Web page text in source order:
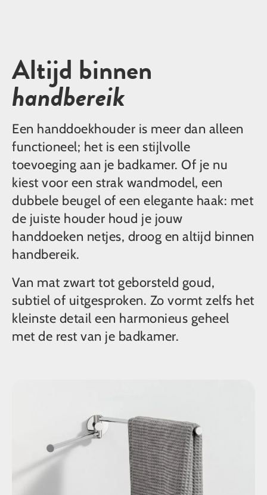
Altijd binnen
handbereik
Een handdoekhouder is meer dan alleen
functioneel; het is een stijlvolle
toevoeging aan je badkamer. Of je nu
kiest voor een strak wandmodel, een
dubbele beugel of een elegante haak: met
de juiste houder houd je jouw
handdoeken netjes, droog en altijd binnen
handbereik.
Van mat zwart tot geborsteld goud,
subtiel of uitgesproken. Zo vormt zelfs het
kleinste detail een harmonieus geheel
met de rest van je badkamer.